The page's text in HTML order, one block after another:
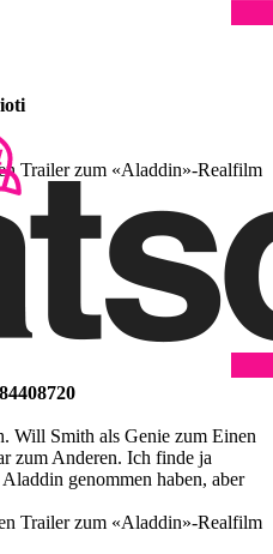
Trailer zum «Aladdin»-Realfilm
Will Smith als Genie zum Einen
zum Anderen. Ich finde ja
genommen haben, aber
Trailer zum «Aladdin»-Realfilm